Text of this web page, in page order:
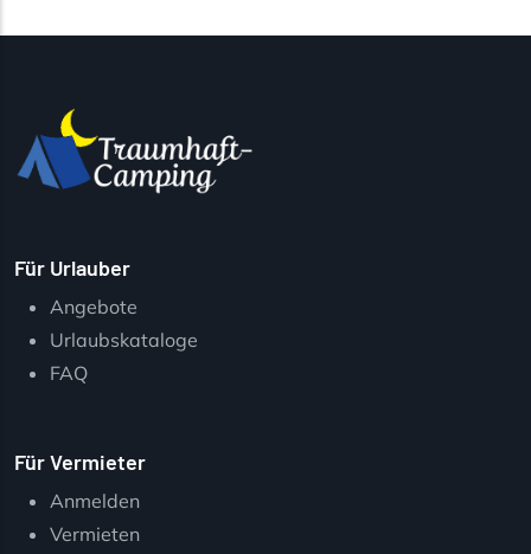
Für Urlauber
Angebote
Urlaubskataloge
FAQ
Für Vermieter
Anmelden
Vermieten